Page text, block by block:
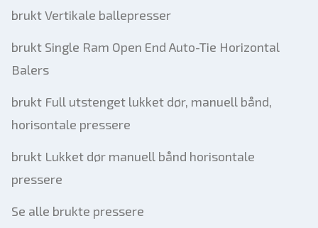
brukt Vertikale ballepresser
brukt Single Ram Open End Auto-Tie Horizontal
Balers
brukt Full utstenget lukket dør, manuell bånd,
horisontale pressere
brukt Lukket dør manuell bånd horisontale
pressere
Se alle brukte pressere